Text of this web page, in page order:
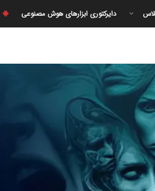
دایرکتوری ابزارهای هوش مصنوعی